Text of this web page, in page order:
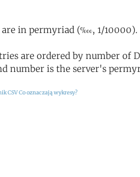
in permyriad (‱, 1/10000).
are ordered by number of
number is the server's
CSVCo oznaczają wykresy?